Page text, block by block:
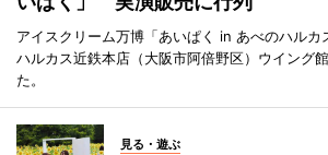
アイスクリーム万博「あいぱく in あべのハル
ハルカス近鉄本店（大阪市阿倍野区）ウイング
た。
見る・遊ぶ